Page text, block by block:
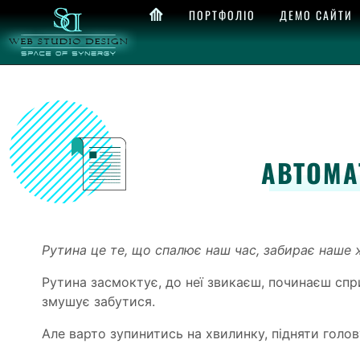
⟰ ПОРТФОЛІО ДЕМО САЙТИ
Рутина це те, що спалює наш час, забирає наше
Рутина засмоктує, до неї звикаєш, починаєш
змушує забутися.
Але варто зупинитись на хвилинку, підняти